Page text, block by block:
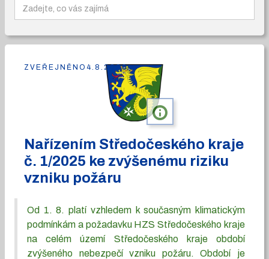
info
Nařízením Středočeského kraje
č. 1/2025 ke zvýšenému riziku
vzniku požáru
Od 1. 8. platí vzhledem k současným klimatickým
podmínkám a požadavku HZS Středočeského kraje
na celém území Středočeského kraje období
zvýšeného nebezpečí vzniku požáru. Období je
ZVEŘEJNĚNO 4.8.2026